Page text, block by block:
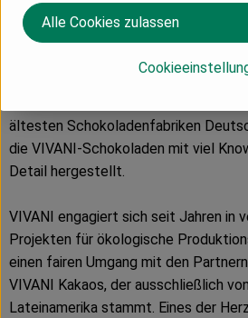
Heimat der weltbesten
Produktionspartner ist die
Weinrich im ostwestfälischen Herford,
ältesten Schokoladenfabriken
die VIVANI-Schokoladen mit viel
Detail hergestellt.
VIVANI engagiert sich seit Jahren in
Projekten für ökologische
einen fairen Umgang mit den
VIVANI Kakaos, der ausschließlich
Lateinamerika stammt. Eines der
Alle Cookies zulassen